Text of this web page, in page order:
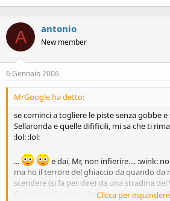
A antonio
New member
6 Gennaio 2006
MrGoogle ha detto:
se cominci a togliere le piste senza gobbe
Sellaronda e quelle difificili, mi sa che ti
:lol: :lol:
...
e dai, Mr, non infierire.... :wink:
ma ho il terrore del ghiaccio da quando da
scendere (si fa per dire) da una stradina del
Gressoney St. Jean, che era un'unica lastra
Clicca per